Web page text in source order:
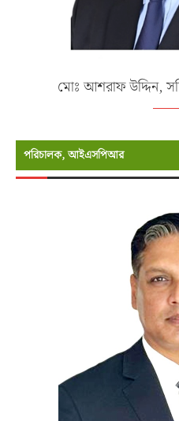
মোঃ আশরাফ উদ্দিন,
পরিচালক, আইএসপিআর